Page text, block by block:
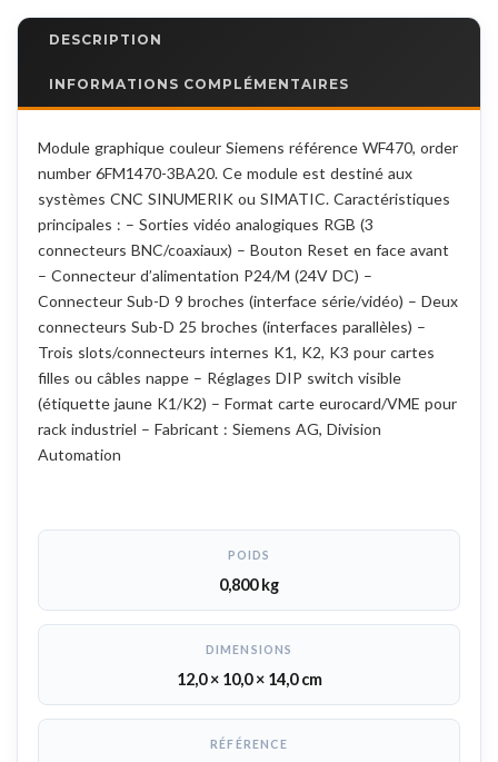
DESCRIPTION
INFORMATIONS COMPLÉMENTAIRES
Module graphique couleur Siemens référence WF470, order
number 6FM1470-3BA20. Ce module est destiné aux
systèmes CNC SINUMERIK ou SIMATIC. Caractéristiques
principales : – Sorties vidéo analogiques RGB (3
connecteurs BNC/coaxiaux) – Bouton Reset en face avant
– Connecteur d’alimentation P24/M (24V DC) –
Connecteur Sub-D 9 broches (interface série/vidéo) – Deux
connecteurs Sub-D 25 broches (interfaces parallèles) –
Trois slots/connecteurs internes K1, K2, K3 pour cartes
filles ou câbles nappe – Réglages DIP switch visible
(étiquette jaune K1/K2) – Format carte eurocard/VME pour
rack industriel – Fabricant : Siemens AG, Division
Automation
POIDS
0,800 kg
DIMENSIONS
12,0 × 10,0 × 14,0 cm
RÉFÉRENCE